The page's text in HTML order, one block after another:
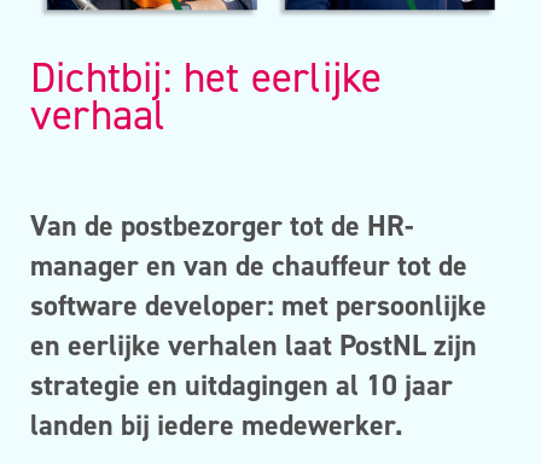
Dichtbij: het eerlijke
verhaal
Van de postbezorger tot de HR-
manager en van de chauffeur tot de
software developer: met persoonlijke
en eerlijke verhalen laat PostNL zijn
strategie en uitdagingen al 10 jaar
landen bij iedere medewerker.